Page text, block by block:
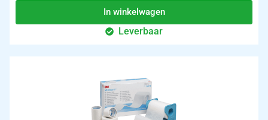
In winkelwagen
Leverbaar